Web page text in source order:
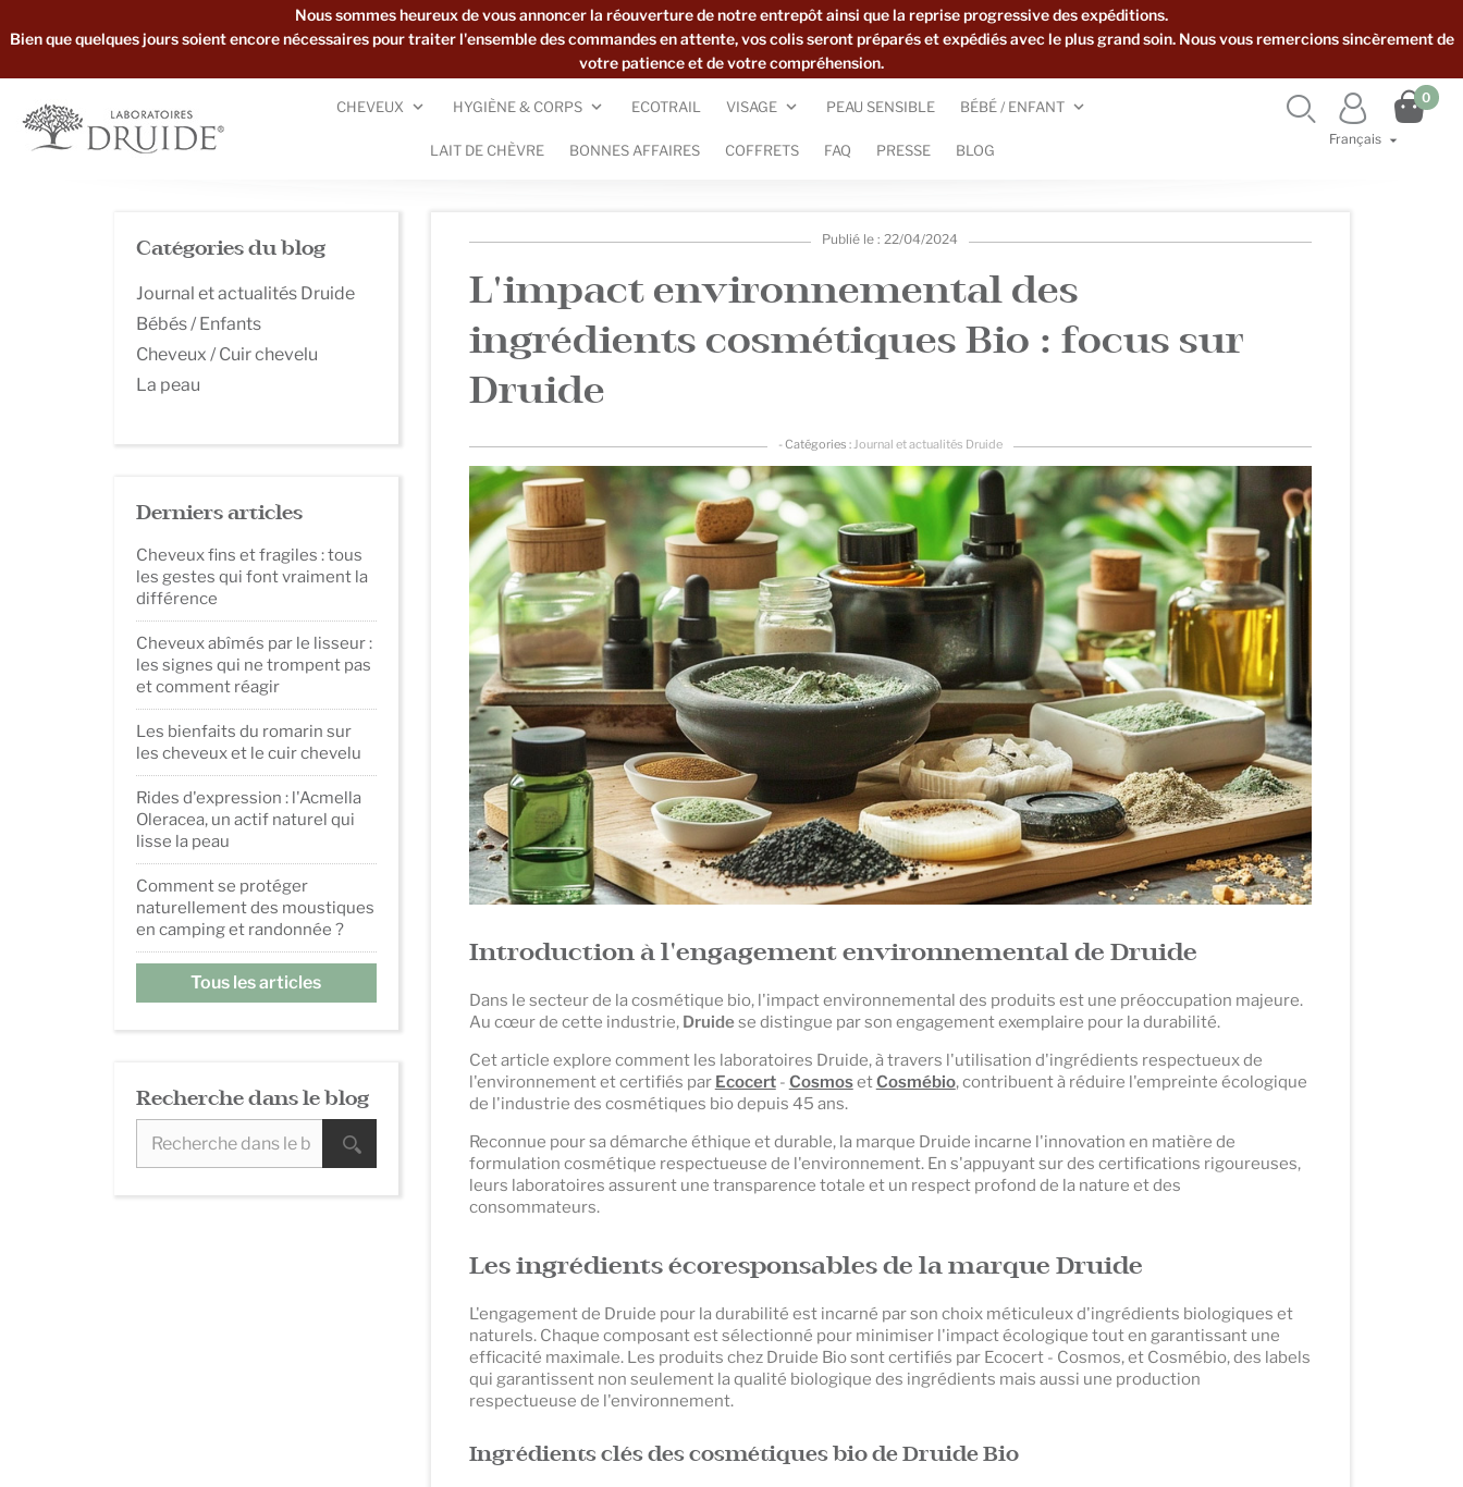
Nous sommes heureux de vous annoncer la réouverture de notre entrepôt ainsi que la reprise progressive des expéditions.
Bien que quelques jours soient encore nécessaires pour traiter l'ensemble des commandes en attente, vos colis seront préparés et expédiés avec le plus grand soin. Nous vous remercions sincèrement de
votre patience et de votre compréhension.
CHEVEUX HYGIÈNE & CORPS ECOTRAIL VISAGE PEAU SENSIBLE BÉBÉ / ENFANT
LAIT DE CHÈVRE BONNES AFFAIRES COFFRETS FAQ PRESSE BLOG
Français 

0


Catégories du blog
Journal et actualités Druide
Bébés / Enfants
Cheveux / Cuir chevelu
La peau
Derniers articles
Cheveux fins et fragiles : tous
les gestes qui font vraiment la
différence
Cheveux abîmés par le lisseur :
les signes qui ne trompent pas
et comment réagir
Les bienfaits du romarin sur
les cheveux et le cuir chevelu
Rides d'expression : l'Acmella
Oleracea, un actif naturel qui
lisse la peau
Comment se protéger
naturellement des moustiques
en camping et randonnée ?
Tous les articles
Recherche dans le blog
Publié le : 22/04/2024
L'impact environnemental des
ingrédients cosmétiques Bio : focus sur
Druide
- Catégories : Journal et actualités Druide
Introduction à l'engagement environnemental de Druide
Dans le secteur de la cosmétique bio, l'impact environnemental des produits est une préoccupation majeure.
Au cœur de cette industrie, Druidese distingue par son engagement exemplaire pour la durabilité.
Cet article explore comment les laboratoires Druide, à travers l'utilisation d'ingrédients respectueux de
l'environnement et certifiés par Ecocert- CosmosetCosmébio, contribuent à réduire l'empreinte écologique
de l'industrie des cosmétiques bio depuis 45 ans.
Reconnue pour sa démarche éthique et durable, la marque Druide incarne l'innovation en matière de
formulation cosmétique respectueuse de l'environnement. En s'appuyant sur des certifications rigoureuses,
leurs laboratoires assurent une transparence totale et un respect profond de la nature et des
consommateurs.
Les ingrédients écoresponsables de la marque Druide
L'engagement de Druide pour la durabilité est incarné par son choix méticuleux d'ingrédients biologiques et
naturels. Chaque composant est sélectionné pour minimiser l'impact écologique tout en garantissant une
efficacité maximale. Les produits chez Druide Bio sont certifiés par Ecocert - Cosmos, et Cosmébio, des labels
qui garantissent non seulement la qualité biologique des ingrédients mais aussi une production
respectueuse de l'environnement.
Ingrédients clés des cosmétiques bio de Druide Bio